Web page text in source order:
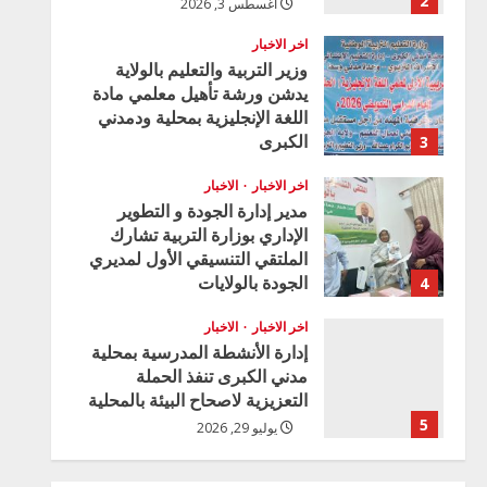
أغسطس 3, 2026
3
اخر الاخبار
وزير التربية والتعليم بالولاية
يدشن ورشة تأهيل معلمي مادة
اللغة الإنجليزية بمحلية ودمدني
الكبرى
4
اخر الاخبار الاخبار
مدير إدارة الجودة و التطوير
الإداري بوزارة التربية تشارك
الملتقي التنسيقي الأول لمديري
الجودة بالولايات
5
اخر الاخبار الاخبار
إدارة الأنشطة المدرسية بمحلية
مدني الكبرى تنفذ الحملة
التعزيزية لاصحاح البيئة بالمحلية
يوليو 29, 2026